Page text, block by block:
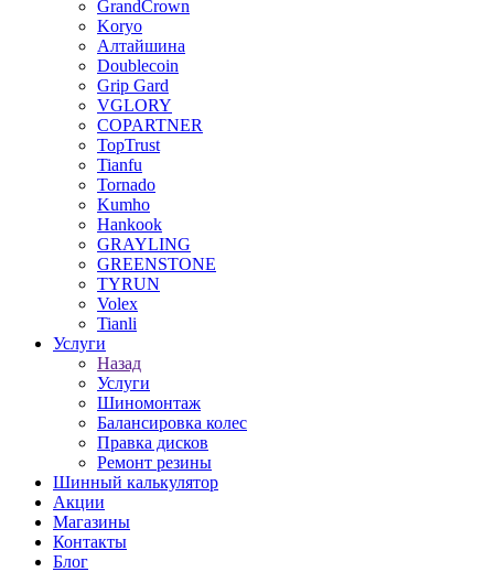
GrandCrown
Koryo
Алтайшина
Doublecoin
Grip Gard
VGLORY
COPARTNER
TopTrust
Tianfu
Tornado
Kumho
Hankook
GRAYLING
GREENSTONE
TYRUN
Volex
Tianli
Услуги
Назад
Услуги
Шиномонтаж
Балансировка колес
Правка дисков
Ремонт резины
Шинный калькулятор
Акции
Магазины
Контакты
Блог